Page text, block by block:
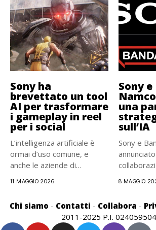
Sony ha
brevettato un tool
AI per trasformare
i gameplay in reel
per i social
L’intelligenza artificiale è
ormai d’uso comune, e
anche le aziende di
11 MAGGIO 2026
Sony
una
sull’IA
Sony e
8 MAGGIO
Chi siamo - Contatti - Collabora -
2011-2025 P.I.